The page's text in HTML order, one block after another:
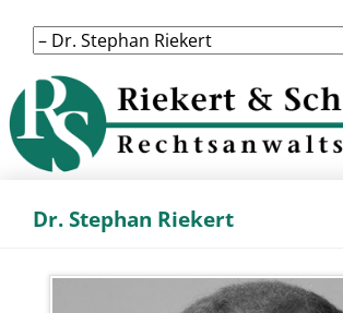
Navigation
überspringen
Dr. Stephan Riekert